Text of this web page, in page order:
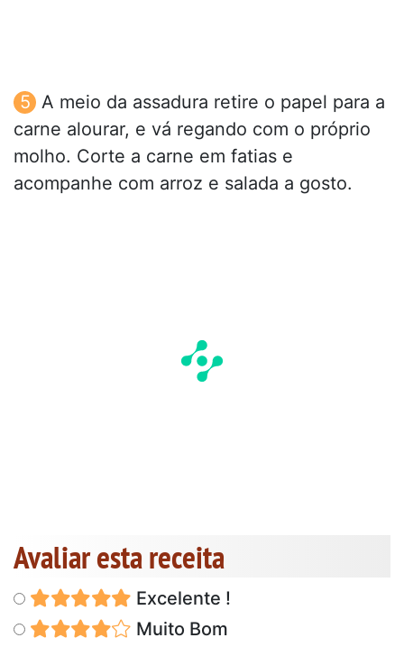
A meio da assadura retire o papel para a
carne alourar, e vá regando com o próprio
molho. Corte a carne em fatias e
acompanhe com arroz e salada a gosto.
Avaliar esta receita
Excelente !
Muito Bom